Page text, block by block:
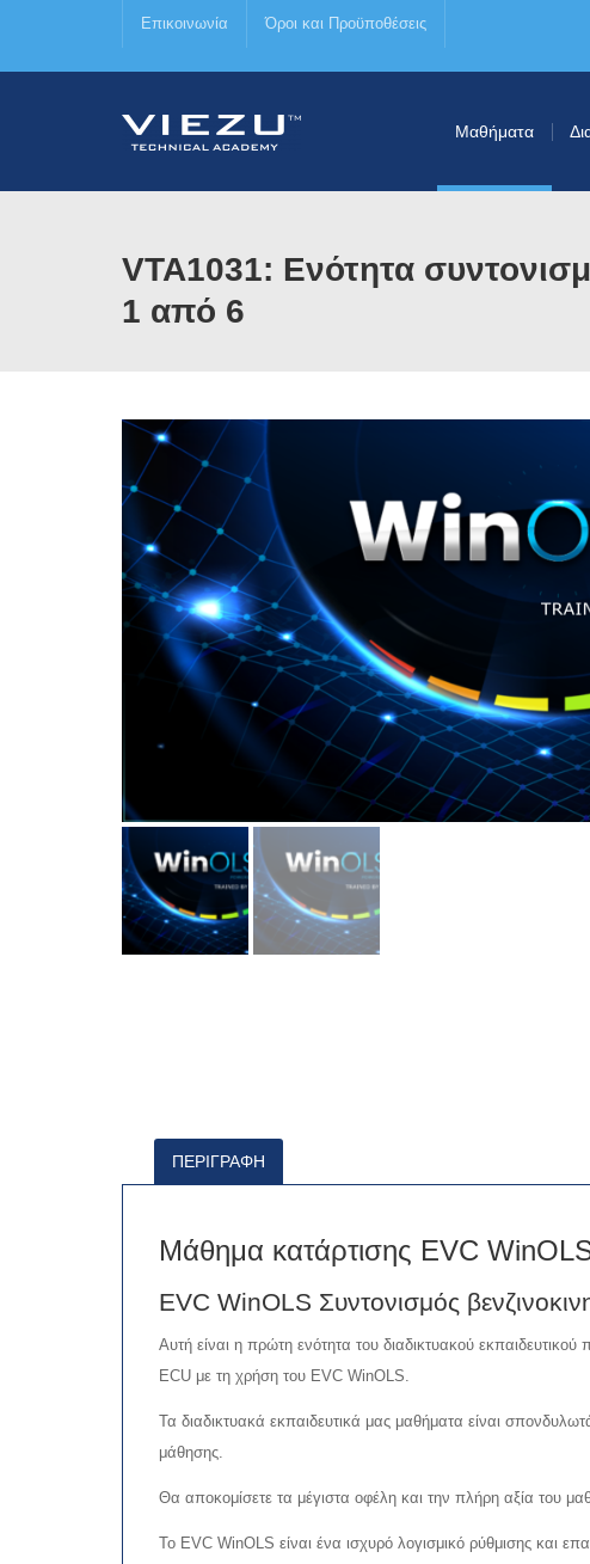
Επικοινωνία Όροι και Προϋποθέσεις
Μαθήματα
VTA1031: Ενότητα
1 από 6
ΠΕΡΙΓΡΑΦΉ
Μάθημα κατάρτισης EVC
EVC WinOLS Συντονισμός
Αυτή είναι η πρώτη ενότητα του διαδικτυακού
ECU με τη χρήση του EVC WinOLS.
Τα διαδικτυακά εκπαιδευτικά μας μαθήματα είναι
μάθησης.
Θα αποκομίσετε τα μέγιστα οφέλη και την πλήρη αξία του
Το EVC WinOLS είναι ένα ισχυρό λογισμικό ρύθμισης και